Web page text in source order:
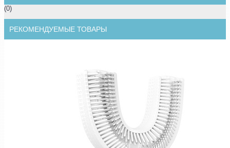
(0)
РЕКОМЕНДУЕМЫЕ ТОВАРЫ